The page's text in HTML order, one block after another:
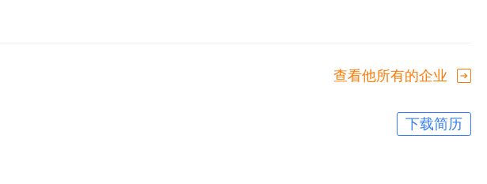
查看他所有的企业
下载简历